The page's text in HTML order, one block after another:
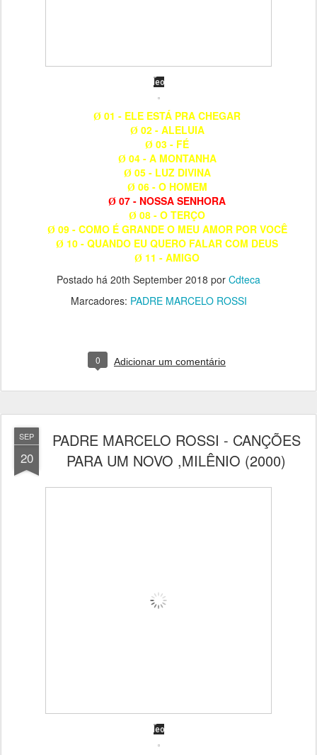
Ø 01 - ELE ESTÁ PRA CHEGAR
Ø 02 - ALELUIA
Ø 03 - FÉ
Ø 04 - A MONTANHA
Ø 05 - LUZ DIVINA
Ø 06 - O HOMEM
Ø 07 - NOSSA SENHORA
Ø 08 - O TERÇO
Ø 09 - COMO É GRANDE O MEU AMOR POR VOCÊ
Ø 10 - QUANDO EU QUERO FALAR COM DEUS
Ø 11 - AMIGO
Postado há 20th September 2018 por Cdteca
Marcadores: PADRE MARCELO ROSSI
0 Adicionar um comentário
SEP
20
PADRE MARCELO ROSSI - CANÇÕES
PARA UM NOVO ,MILÊNIO (2000)